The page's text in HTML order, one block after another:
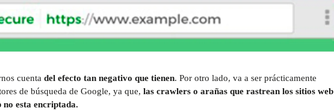
cuenta del efecto tan negativo que tienen. Por otro lado, va a ser prácticamente
de búsqueda de Google, ya que, las crawlers o arañas que rastrean los sitios
esta encriptada.